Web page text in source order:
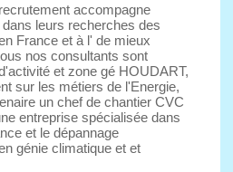
accompagne
leurs recherches des
France et à l' de mieux
nos consultants sont
et zone gé HOUDART,
sur les métiers de l'Energie,
un chef de chantier CVC
entreprise spécialisée dans
et le dépannage
génie climatique et et